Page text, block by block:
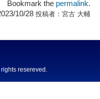
Bookmark the permalink.
10/28 投稿者：宮古 大輔
resereved.Powered by DJCOM Inc.